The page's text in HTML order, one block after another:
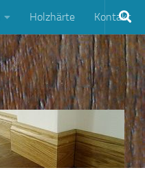
Holzhärte Kontakt